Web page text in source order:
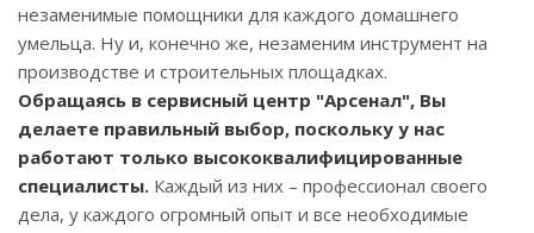
незаменимые помощники для каждого домашнего
умельца. Ну и, конечно же, незаменим инструмент на
производстве и строительных площадках.
Обращаясь в сервисный центр "Арсенал", Вы
делаете правильный выбор, поскольку у нас
работают только высококвалифицированные
специалисты. Каждый из них – профессионал своего
дела, у каждого огромный опыт и все необходимые